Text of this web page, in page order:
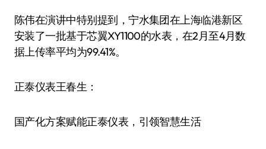
陈伟在演讲中特别提到，宁水集团在上海临港新区
安装了一批基于芯翼XY1100的水表，在2月至4月数
据上传率平均为99.41%。
正泰仪表王春生：
国产化方案赋能正泰仪表，引领智慧生活